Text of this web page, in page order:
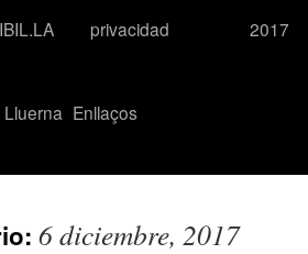
privacidad
2017
Lluerna Enllaços
6 diciembre, 2017